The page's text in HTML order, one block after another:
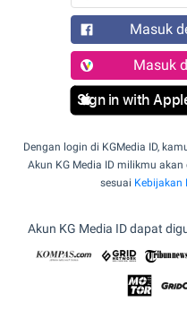
Masuk
Masuk
Sign in with
Dengan login di KGMedia ID,
Akun KG Media ID milikmu
sesuai Kebijakan
Akun KG Media ID dapat